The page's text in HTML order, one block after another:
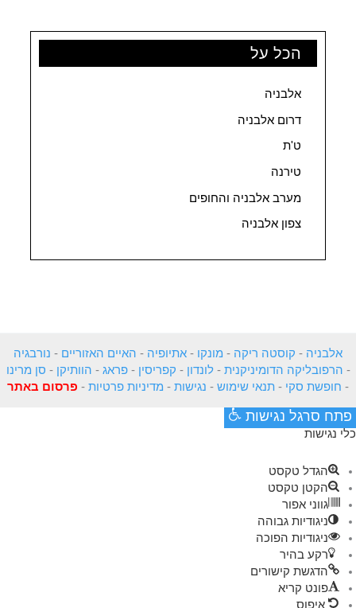
הכל על
אלבניה
דרום אלבניה
ט'ת
טירנה
מערב אלבניה והחופים
צפון אלבניה
אלבניה - קוסטה ריקה - מונקו - אתיופיה - האיים האזוריים - נורבגיה
- הרפובליקה הדומיניקנית -לונדון - קפריסין -פראג - הוותיקן - סן מרינו
- חופשת סקי - תנאי שימוש - נגישות - מדיניות פרטיות - פרסום באתר
פתח סרגל נגישות
כלי נגישות
הגדל טקסט
הקטן טקסט
גווני אפור
ניגודיות גבוהה
ניגודיות הפוכה
רקע בהיר
הדגשת קישורים
פונט קריא
איפוס